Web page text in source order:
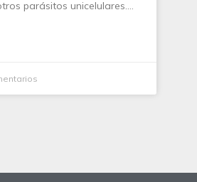
parásitos unicelulares.…